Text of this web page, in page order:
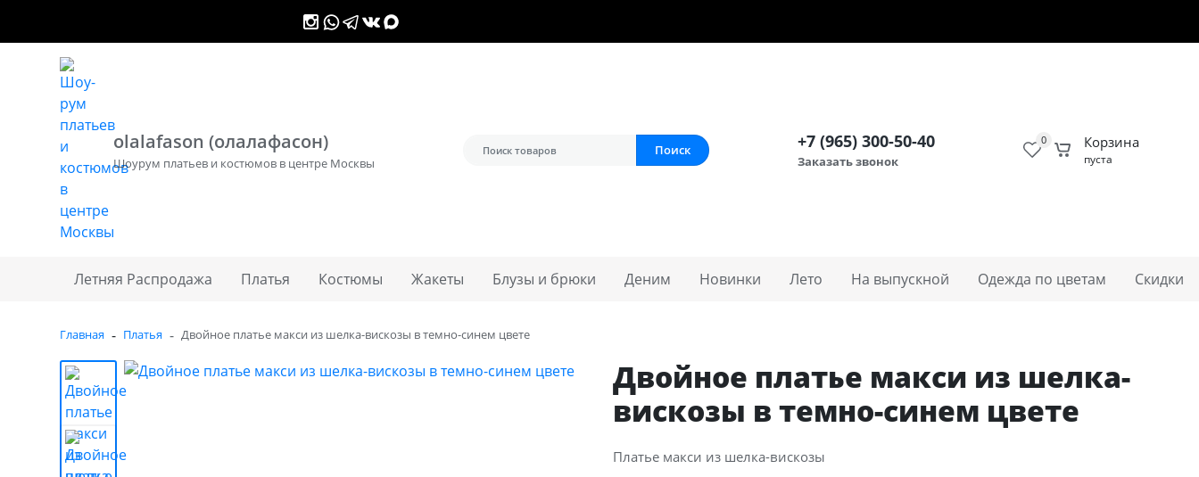
olalafason (олалафасон)
Шоурум платьев и костюмов в центре Москвы
Поиск +7 (965) 300-50-40
Заказать звонок
0 Корзина
пуста
Летняя Распродажа Платья Костюмы Жакеты Блузы и брюки Деним Новинки Лето На выпускной Одежда по цветам Cкидки
Главная - Платья - Двойное платье макси из шелка-вискозы в темно-синем цвете
Двойное платье макси из шелка-
вискозы в темно-синем цвете
Платье макси из шелка-вискозы